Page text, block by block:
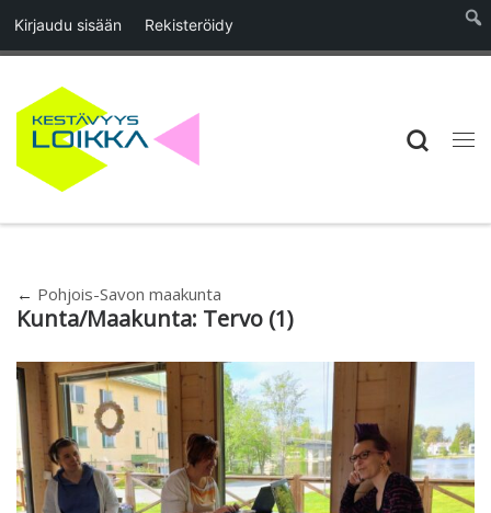
Kirjaudu sisään Rekisteröidy
Skip to content
← Pohjois-Savon maakunta
Kunta/Maakunta: Tervo (1)